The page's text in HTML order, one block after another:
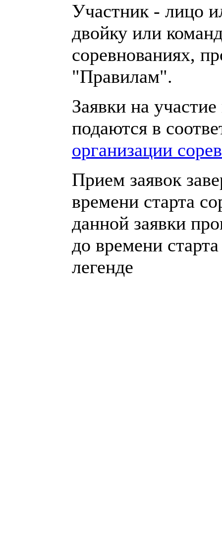
Участник - лицо
двойку или
соревнованиях,
"Правилам".
Заявки на
подаются в
организации
Прием заявок
времени старта
данной заявки
до времени
легенде